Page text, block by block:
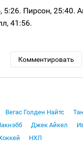
Пирсон, 25:40.
41:56.
Комментировать
Вегас Голден Найтс
Джек Айкел
НХЛ